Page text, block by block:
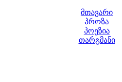
მთავარი
პროზა
პოეზია
თარგმანი